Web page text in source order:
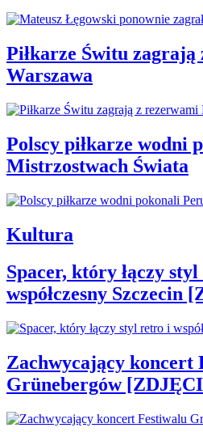
Piłkarze Świtu
Warszawa
Polscy piłkarze wodni
Mistrzostwach Świata
Kultura
Spacer, który łączy
współczesny Szczecin
Zachwycający koncert
Grünebergów